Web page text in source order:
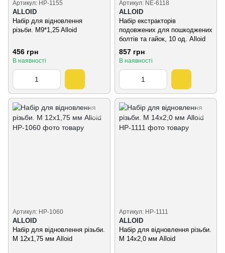
Артикул: НР-1155
ALLOID
Набір для відновлення
різьби. M9*1,25 Alloid
456 грн
В наявності
Артикул: NE-6118
ALLOID
Набір екстракторів
подовжених для пошкоджених
болтів та гайок, 10 од. Alloid
857 грн
В наявності
Артикул: НР-1060
ALLOID
Набір для відновлення різьби.
M 12x1,75 мм Alloid
Артикул: HP-1111
ALLOID
Набір для відновлення різьби.
M 14x2,0 мм Alloid